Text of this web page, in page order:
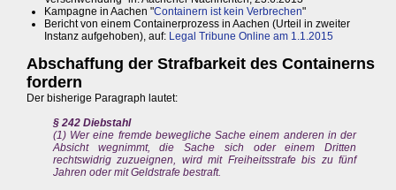
Kampagne in Aachen "Containern ist kein Verbrechen"
Bericht von einem Containerprozess in Aachen (Urteil in zweiter
Instanz aufgehoben), auf: Legal Tribune Online am 1.1.2015
Abschaffung der Strafbarkeit des Containerns
fordern
Der bisherige Paragraph lautet:
§ 242 Diebstahl
(1) Wer eine fremde bewegliche Sache einem anderen in der
Absicht wegnimmt, die Sache sich oder einem Dritten
rechtswidrig zuzueignen, wird mit Freiheitsstrafe bis zu fünf
Jahren oder mit Geldstrafe bestraft.